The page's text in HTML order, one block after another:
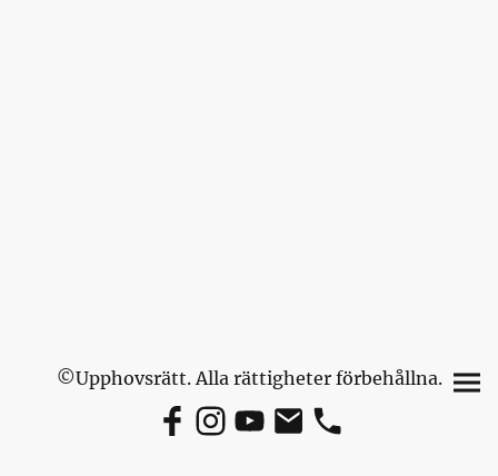
©Upphovsrätt. Alla rättigheter förbehållna.